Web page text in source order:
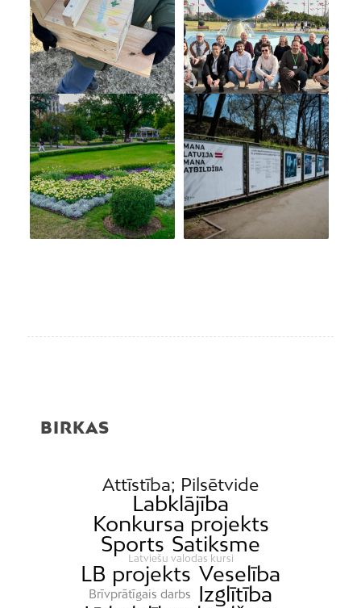
BIRKAS
Attīstība; Pilsētvide
Labklājība
Konkursa projekts
Sports Satiksme
Latviešu valodas kursi
LB projekts Veselība
Brīvprātīgais darbs
Izglītība